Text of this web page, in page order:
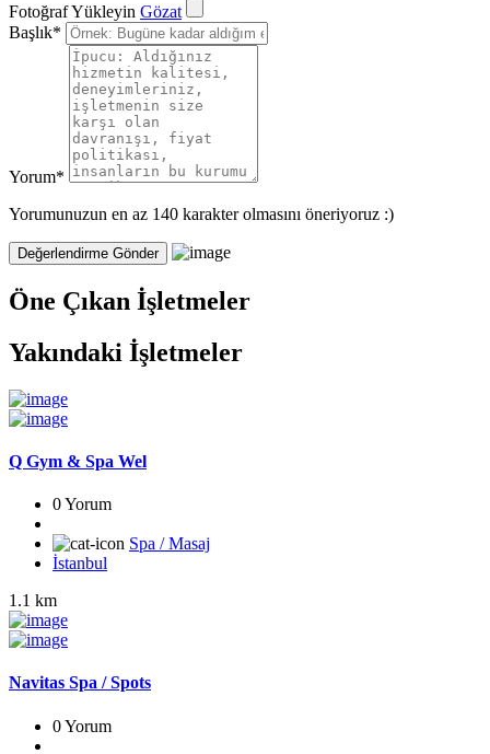
Fotoğraf Yükleyin Gözat
Başlık*
Yorum*
Yorumunuzun en az 140 karakter olmasını öneriyoruz :)
Öne Çıkan İşletmeler
Yakındaki İşletmeler
Q Gym & Spa Wel
0 Yorum
Spa / Masaj
İstanbul
1.1 km
Navitas Spa / Spots
0 Yorum